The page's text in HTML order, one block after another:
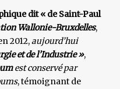
dit « de Saint-Paul
Wallonie-Bruxdelles,
2012,aujourd’hui
et de l’Industrie »,
est conservé par
, témoignant de